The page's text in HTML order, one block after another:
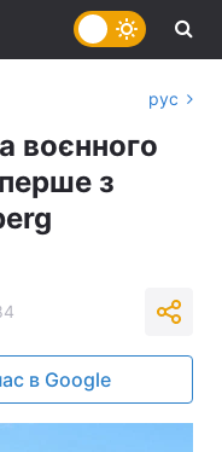
рус
воєнного
з
в Google